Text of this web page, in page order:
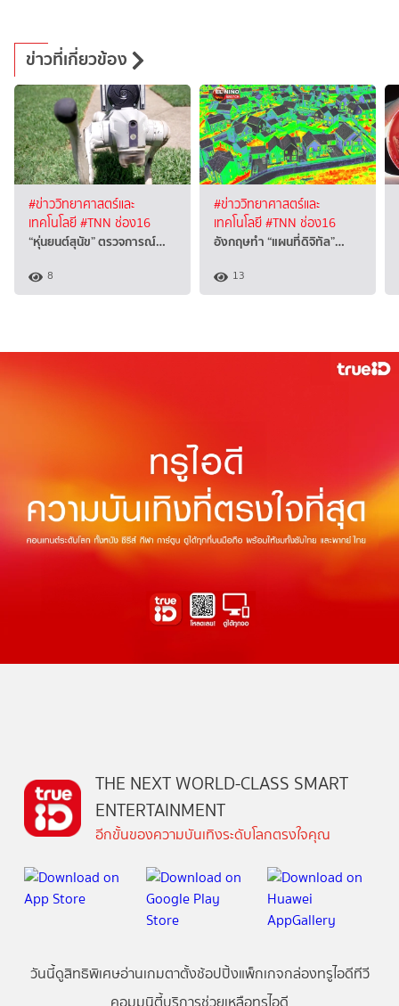
ข่าวที่เกี่ยวข้อง
#ข่าววิทยาศาสตร์และ
เทคโนโลยี#TNN ช่อง16
“หุ่นยนต์สุนัข” ตรวจการณ์…
8
#ข่าววิทยาศาสตร์และ
เทคโนโลยี#TNN ช่อง16
อังกฤษทำ “แผนที่ดิจิทัล”…
13
THE NEXT WORLD-CLASS SMART
ENTERTAINMENT
อีกขั้นของความบันเทิงระดับโลกตรงใจคุณ
วันนี้ดูสิทธิพิเศษอ่านเกมตาตั้งช้อปปิ้งแพ็กเกจกล่องทรูไอดีทีวี